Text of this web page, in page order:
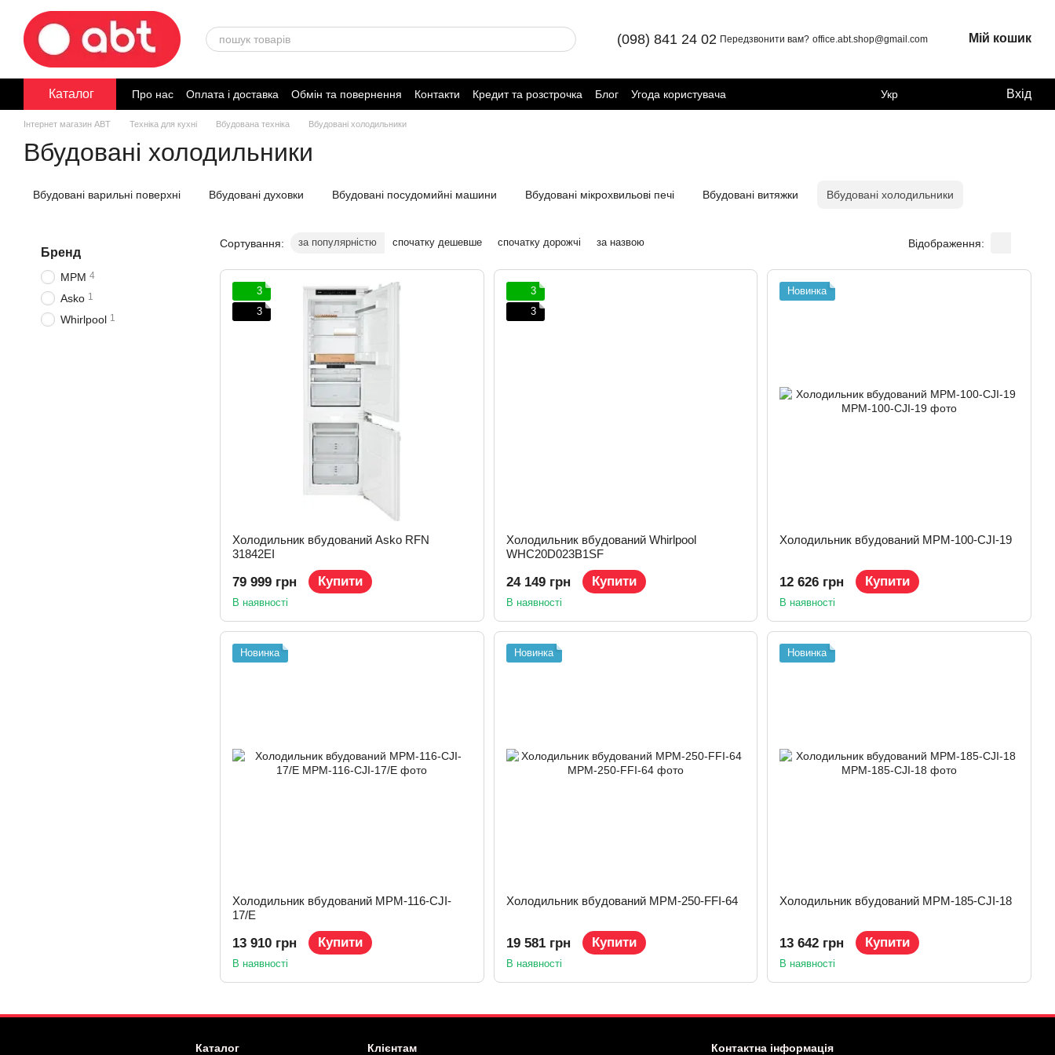
Перейти до основного контенту
(098) 841 24 02 Передзвонити вам? office.abt.shop@gmail.com Мій кошик
Каталог Про нас Оплата і доставка Обмін та повернення Контакти Кредит та розстрочка Блог
Угода користувача
Договір публічної оферти
Укр Вхід
Інтернет магазин ABT Техніка для кухні Вбудована техніка Вбудовані холодильники
Вбудовані холодильники
Вбудовані варильні поверхні Вбудовані духовки Вбудовані посудомийні машини Вбудовані мікрохвильові печі Вбудовані витяжки Вбудовані холодильники
Сортування: за популярністю спочатку дешевше спочатку дорожчі за назвою Відображення:
3
3
Холодильник вбудований Asko RFN
31842EI
79 999 грн Купити
В наявності
3
3
Холодильник вбудований Whirlpool
WHC20D023B1SF
24 149 грн Купити
В наявності
Новинка
Холодильник вбудований MPM-100-CJI-19
12 626 грн Купити
В наявності
Новинка
Холодильник вбудований MPM-116-CJI-
17/E
13 910 грн Купити
В наявності
Новинка
Холодильник вбудований MPM-250-FFI-64
19 581 грн Купити
В наявності
Новинка
Холодильник вбудований MPM-185-CJI-18
13 642 грн Купити
В наявності
Бренд
MPM 4
Asko 1
Whirlpool 1
Каталог Клієнтам Контактна інформація